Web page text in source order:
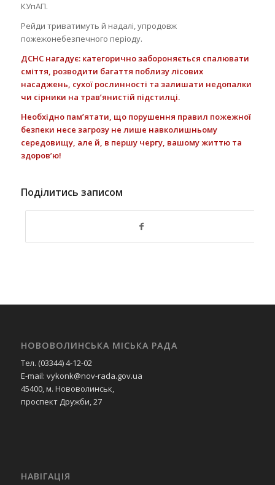
КУпАП.
Рейди триватимуть й надалі, упродовж
пожежонебезпечного періоду.
ДСНС нагадує: категорично забороняється спалювати
сміття, розводити багаття поблизу лісових
насаджень, сухої рослинності та залишати недопалки
чи сірники на трав’янистій підстилці.
Необхідно пам’ятати, що порушення правил пожежної
безпеки несе загрозу не лише навколишньому
середовищу, але й, в першу чергу, вашому життю та
здоров’ю!
Поділитись записом
НОВОВОЛИНСЬКА МІСЬКА РАДА
Тел. (03344) 4-12-02
E-mail: vykonk@nov-rada.gov.ua
45400, м. Нововолинськ,
проспект Дружби, 27
НАВІГАЦІЯ